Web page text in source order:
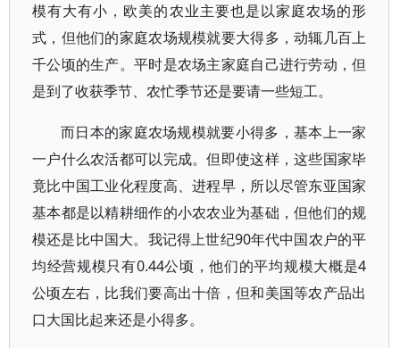
模有大有小，欧美的农业主要也是以家庭农场的形
式，但他们的家庭农场规模就要大得多，动辄几百上
千公顷的生产。平时是农场主家庭自己进行劳动，但
是到了收获季节、农忙季节还是要请一些短工。
而日本的家庭农场规模就要小得多，基本上一家
一户什么农活都可以完成。但即使这样，这些国家毕
竟比中国工业化程度高、进程早，所以尽管东亚国家
基本都是以精耕细作的小农农业为基础，但他们的规
模还是比中国大。我记得上世纪90年代中国农户的平
均经营规模只有0.44公顷，他们的平均规模大概是4
公顷左右，比我们要高出十倍，但和美国等农产品出
口大国比起来还是小得多。